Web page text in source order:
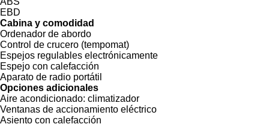
EBD
Cabina y comodidad
Ordenador de abordo
Control de crucero (tempomat)
Espejos regulables electrónicamente
Espejo con calefacción
Aparato de radio portátil
Opciones adicionales
Aire acondicionado: climatizador
Ventanas de accionamiento eléctrico
Asiento con calefacción